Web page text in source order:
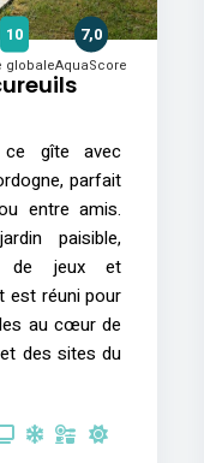
10
globale
7,0
AquaScore
ce gîte avec
parfait
entre amis.
paisible,
de jeux et
est réuni pour
au cœur de
des sites du